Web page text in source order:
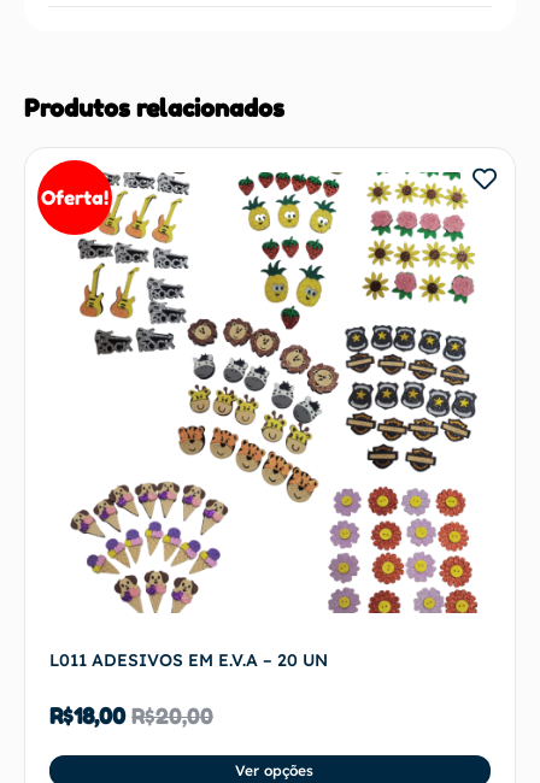
Produtos relacionados
Oferta!
L011 ADESIVOS EM E.V.A – 20 UN
R$20,00
R$18,00
Ver opções